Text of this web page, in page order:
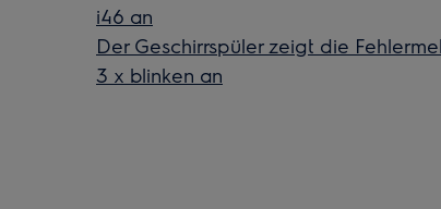
i46 an
Der Geschirrspüler zeigt die
3 x blinken an